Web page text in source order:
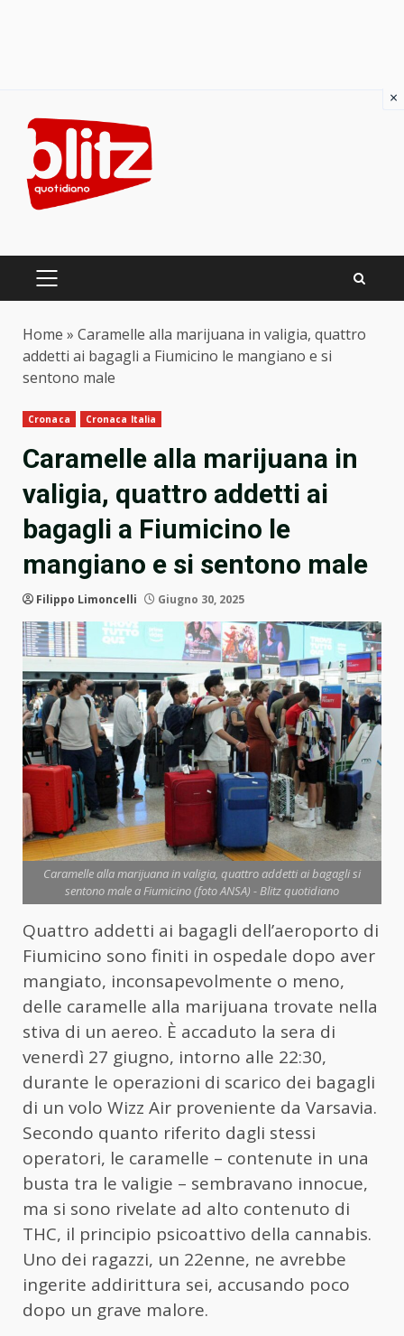
content
PRIMARY
Home » Caramelle alla marijuana in valigia, quattro
addetti ai bagagli a Fiumicino le mangiano e si
sentono male
Cronaca Cronaca Italia
Caramelle alla marijuana in
valigia, quattro addetti ai
bagagli a Fiumicino le
mangiano e si sentono male
Filippo Limoncelli Giugno 30, 2025
Caramelle alla marijuana in valigia, quattro addetti ai bagagli si
sentono male a Fiumicino (foto ANSA) - Blitz quotidiano
Quattro addetti ai bagagli dell’aeroporto di
Fiumicino sono finiti in ospedale dopo aver
mangiato, inconsapevolmente o meno,
delle caramelle alla marijuana trovate nella
stiva di un aereo. È accaduto la sera di
venerdì 27 giugno, intorno alle 22:30,
durante le operazioni di scarico dei bagagli
di un volo Wizz Air proveniente da Varsavia.
Secondo quanto riferito dagli stessi
operatori, le caramelle – contenute in una
busta tra le valigie – sembravano innocue,
ma si sono rivelate ad alto contenuto di
THC, il principio psicoattivo della cannabis.
Uno dei ragazzi, un 22enne, ne avrebbe
ingerite addirittura sei, accusando poco
dopo un grave malore.
×